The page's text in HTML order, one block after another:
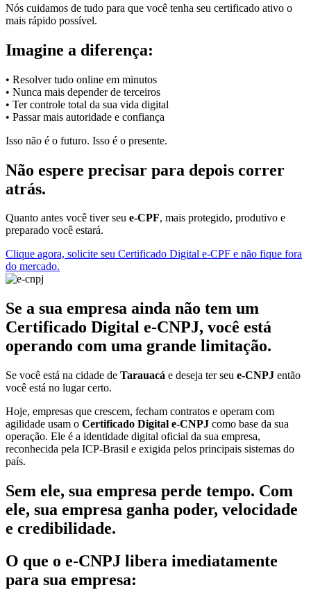
Nós cuidamos de tudo para que você tenha seu certificado ativo o
mais rápido possível.
Imagine a diferença:
• Resolver tudo online em minutos
• Nunca mais depender de terceiros
• Ter controle total da sua vida digital
• Passar mais autoridade e confiança
Isso não é o futuro. Isso é o presente.
Não espere precisar para depois correr
atrás.
Quanto antes você tiver seu e-CPF, mais protegido, produtivo e
preparado você estará.
Clique agora, solicite seu Certificado Digital e-CPF e não fique fora
do mercado.
Se a sua empresa ainda não tem um
Certificado Digital e-CNPJ, você está
operando com uma grande limitação.
Se você está na cidade de Tarauacá e deseja ter seu e-CNPJ então
você está no lugar certo.
Hoje, empresas que crescem, fecham contratos e operam com
agilidade usam o Certificado Digital e-CNPJ como base da sua
operação. Ele é a identidade digital oficial da sua empresa,
reconhecida pela ICP-Brasil e exigida pelos principais sistemas do
país.
Sem ele, sua empresa perde tempo. Com
ele, sua empresa ganha poder, velocidade
e credibilidade.
O que o e-CNPJ libera imediatamente
para sua empresa: